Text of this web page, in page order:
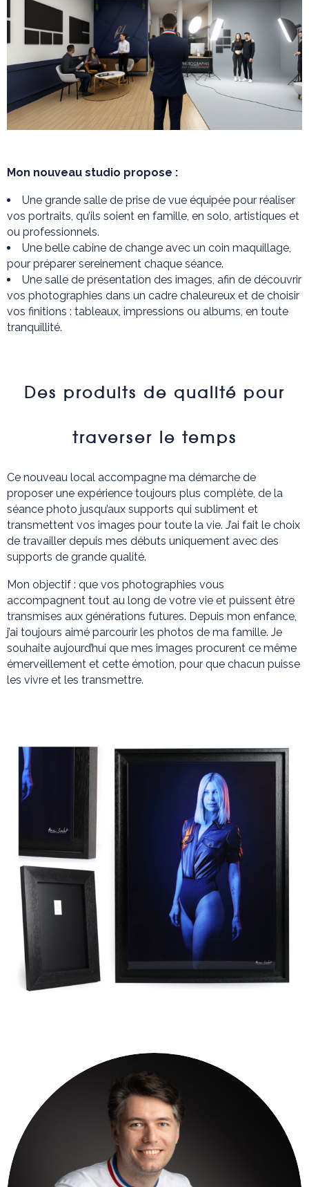
Mon nouveau studio propose :
Une grande salle de prise de vue équipée pour réaliser
vos portraits, qu’ils soient en famille, en solo, artistiques et
ou professionnels.
Une belle cabine de change avec un coin maquillage,
pour préparer sereinement chaque séance.
Une salle de présentation des images, afin de découvrir
vos photographies dans un cadre chaleureux et de choisir
vos finitions : tableaux, impressions ou albums, en toute
tranquillité.
Des produits de qualité pour
traverser le temps
Ce nouveau local accompagne ma démarche de
proposer une expérience toujours plus complète, de la
séance photo jusqu’aux supports qui subliment et
transmettent vos images pour toute la vie. J’ai fait le choix
de travailler depuis mes débuts uniquement avec des
supports de grande qualité.
Mon objectif : que vos photographies vous
accompagnent tout au long de votre vie et puissent être
transmises aux générations futures. Depuis mon enfance,
j’ai toujours aimé parcourir les photos de ma famille. Je
souhaite aujourd’hui que mes images procurent ce même
émerveillement et cette émotion, pour que chacun puisse
les vivre et les transmettre.